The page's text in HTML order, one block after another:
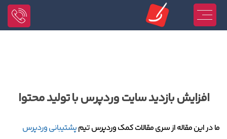
افزایش بازدید سایت وردپرس با تولید محتوا
ما در این مقاله از سری مقالات کمک وردپرس تیمپشتیبانی وردپرس